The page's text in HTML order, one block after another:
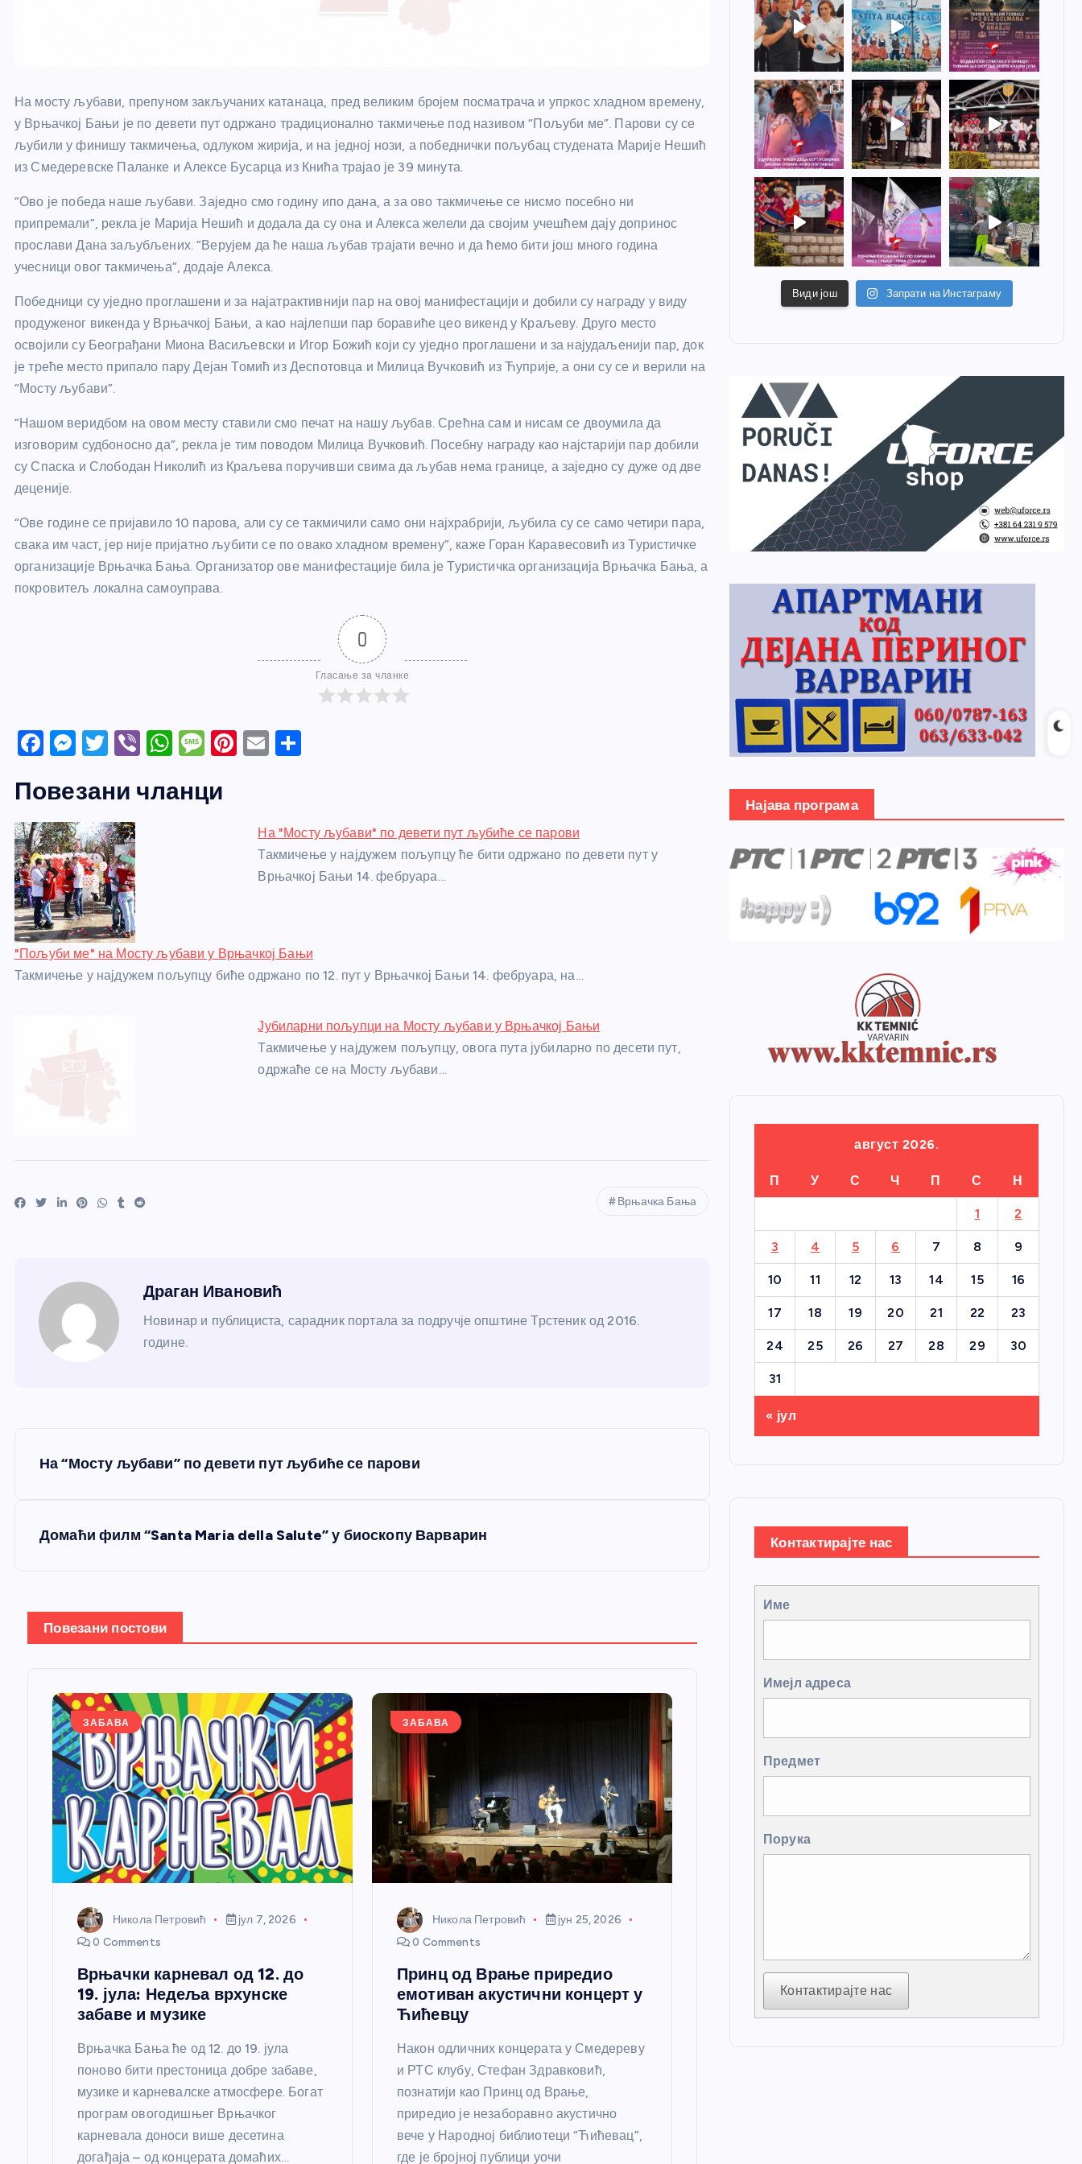
На мосту љубави, препуном закључаних катанаца, пред великим бројем посматрача и упркос хладном времену,
у Врњачкој Бањи је по девети пут одржано традиционално такмичење под називом “Пољуби ме”. Парови су се
љубили у финишу такмичења, одлуком жирија, и на једној нози, а победнички пољубац студената Марије Нешић
из Смедеревске Паланке и Алексе Бусарца из Кнића трајао је 39 минута.
“Ово је победа наше љубави. Заједно смо годину ипо дана, а за ово такмичење се нисмо посебно ни
припремали”, рекла је Марија Нешић и додала да су она и Алекса желели да својим учешћем дају допринос
прослави Дана заљубљених. “Верујем да ће наша љубав трајати вечно и да ћемо бити још много година
учесници овог такмичења”, додаје Алекса.
Победници су уједно проглашени и за најатрактивнији пар на овој манифестацији и добили су награду у виду
продуженог викенда у Врњачкој Бањи, а као најлепши пар боравиће цео викенд у Краљеву. Друго место
освојили су Београђани Миона Васиљевски и Игор Божић који су уједно проглашени и за најудаљенији пар, док
је треће место припало пару Дејан Томић из Деспотовца и Милица Вучковић из Ћуприје, а они су се и верили на
“Мосту љубави”.
“Нашом веридбом на овом месту ставили смо печат на нашу љубав. Срећна сам и нисам се двоумила да
изговорим судбоносно да”, рекла је тим поводом Милица Вучковић. Посебну награду као најстарији пар добили
су Спаска и Слободан Николић из Краљева поручивши свима да љубав нема границе, а заједно су дуже од две
деценије.
“Ове године се пријавило 10 парова, али су се такмичили само они најхрабрији, љубила су се само четири пара,
свака им част, јер није пријатно љубити се по овако хладном времену”, каже Горан Каравесовић из Туристичке
организације Врњачка Бања. Организатор ове манифестације била је Туристичка организација Врњачка Бања, а
покровитељ локална самоуправа.
0
Гласање за чланке
F
c
e
b
o
o
k
M
ss
e
n
g
er
T
itt
er
Vi
er
W
at
M
ss
Pi
st
E
Повезани чланци
На "Мосту љубави" по девети пут љубиће се парови
Такмичење у најдужем пољупцу ће бити одржано по девети пут у
Врњачкој Бањи 14. фебруара…
"Пољуби ме" на Мосту љубави у Врњачкој Бањи
Такмичење у најдужем пољупцу биће одржано по 12. пут у Врњачкој Бањи 14. фебруара, на…
Јубиларни пољупци на Мосту љубави у Врњачкој Бањи
Такмичење у најдужем пољупцу, овога пута јубиларно по десети пут,
одржаће се на Мосту љубави…
Врњачка Бања
Драган Ивановић
Новинар и публициста, сарадник портала за подручје општине Трстеник од 2016.
године.
На “Мосту љубави” по девети пут љубиће се парови
Домаћи филм “Santa Maria della Salute” у биоскопу Варварин
Повезани постови
ЗАБАВА
Никола Петровић
јул 7, 2026
0 Comments
Врњачки карневал од 12. до
19. јула: Недеља врхунске
забаве и музике
Врњачка Бања ће од 12. до 19. јула
поново бити престоница добре забаве,
музике и карневалске атмосфере. Богат
програм овогодишњег Врњачког
карневала доноси више десетина
догађаја – од концерата домаћих…
ЗАБАВА
Никола Петровић
јун 25, 2026
0 Comments
Принц од Врање приредио
емотиван акустични концерт у
Ћићевцу
Након одличних концерата у Смедереву
и РТС клубу, Стефан Здравковић,
познатији као Принц од Врање,
приредио је незаборавно акустично
вече у Народној библиотеци “Ћићевац”,
где је бројној публици уочи
Види још Запрати на Инстаграму
Најава програма
август 2026.
П У С Ч П С Н
1 2
3 4 5 6 7 8 9
10 11 12 13 14 15 16
17 18 19 20 21 22 23
24 25 26 27 28 29 30
31
« јул
Контактирајте нас
Име
Имејл адреса
Предмет
Порука
Контактирајте нас